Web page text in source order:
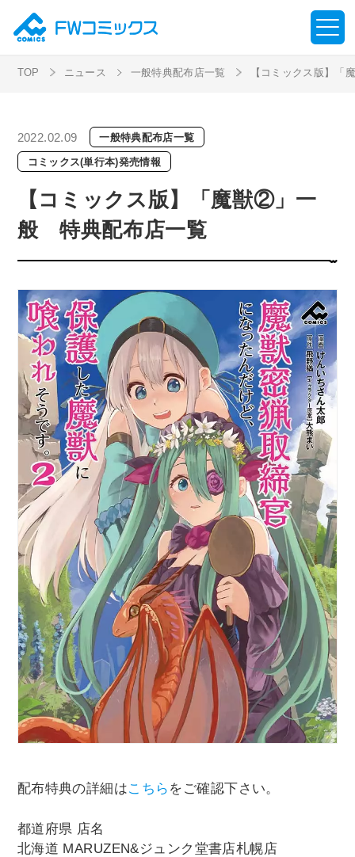
TOP ニュース 一般特典配布店一覧 【コミックス版】
2022.02.09 一般特典配布店一覧
コミックス(単行本)発売情報
【コミックス版】「魔獣②」一
般 特典配布店一覧
配布特典の詳細はこちら をご確認下さい。
都道府県 店名
北海道 MARUZEN&ジュンク堂書店札幌店